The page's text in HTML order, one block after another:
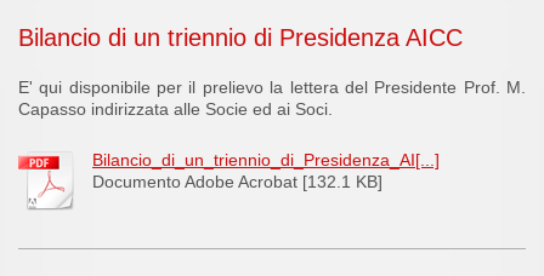
Bilancio di un triennio di Presidenza AICC
E' qui disponibile per il prelievo la lettera del Presidente Prof. M.
Capasso indirizzata alle Socie ed ai Soci.
Bilancio_di_un_triennio_di_Presidenza_AI[...]
Documento Adobe Acrobat [132.1 KB]